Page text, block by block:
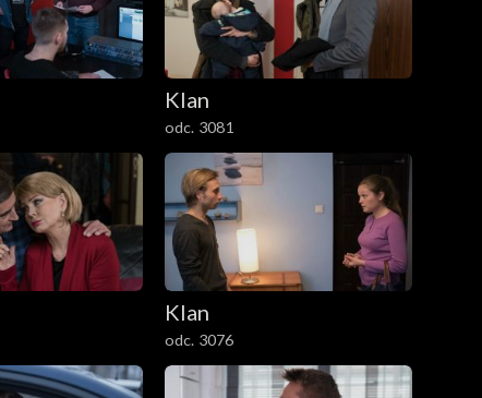
Klan
odc. 3081
Klan
odc. 3076